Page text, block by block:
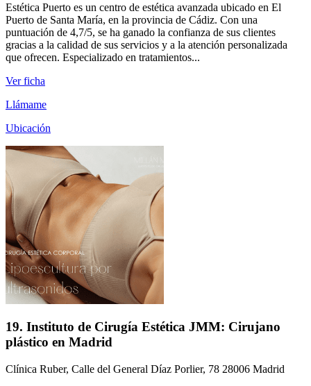
Estética Puerto es un centro de estética avanzada ubicado en El
Puerto de Santa María, en la provincia de Cádiz. Con una
puntuación de 4,7/5, se ha ganado la confianza de sus clientes
gracias a la calidad de sus servicios y a la atención personalizada
que ofrecen. Especializado en tratamientos...
Ver ficha
Llámame
Ubicación
19. Instituto de Cirugía Estética JMM: Cirujano
plástico en Madrid
Clínica Ruber, Calle del General Díaz Porlier, 78 28006 Madrid